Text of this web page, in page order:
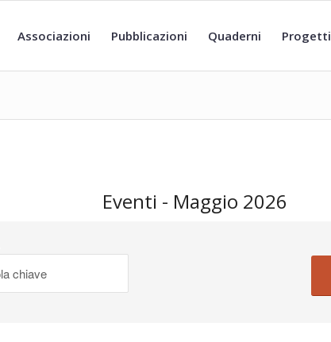
Associazioni Pubblicazioni Quaderni Progetti
Eventi - Maggio 2026